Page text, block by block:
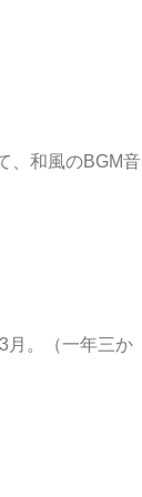
、和風のBGM音
月。（一年三か